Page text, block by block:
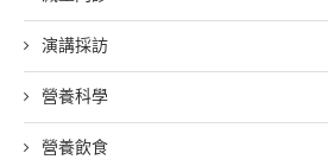
演講採訪
營養科學
營養飲食